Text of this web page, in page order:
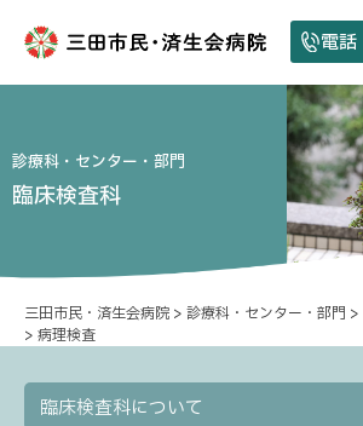
電話
診療科・センター・部門
臨床検査科
三田市民・済生会病院 > 診療科・センター・部門 >
> 病理検査
臨床検査科について